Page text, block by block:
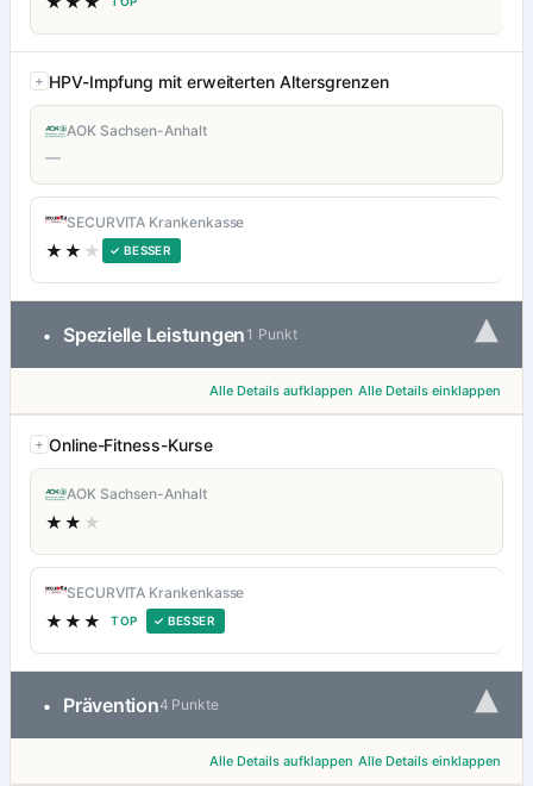
HPV-Impfung mit erweiterten Altersgrenzen
AOK Sachsen-Anhalt
—
SECURVITA Krankenkasse
★★ ★ ✓ BESSER
• Spezielle Leistungen 1 Punkt ▾
Alle Details aufklappen Alle Details einklappen
Online-Fitness-Kurse
AOK Sachsen-Anhalt
★★ ★
SECURVITA Krankenkasse
★★★ TOP ✓ BESSER
• Prävention4 Punkte ▾
Alle Details aufklappen Alle Details einklappen